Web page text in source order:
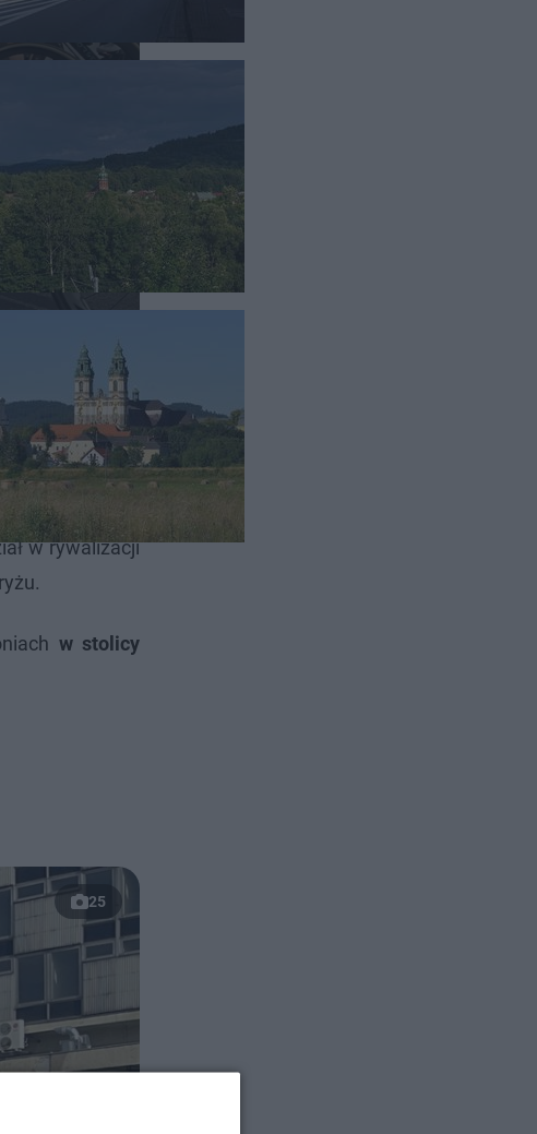
W tym roku
w rywalizacji
w stolicy
25